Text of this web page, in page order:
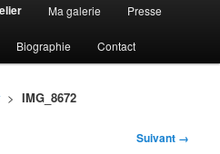
Ma galerie Presse
Biographie Contact
> IMG_8672
Suivant →